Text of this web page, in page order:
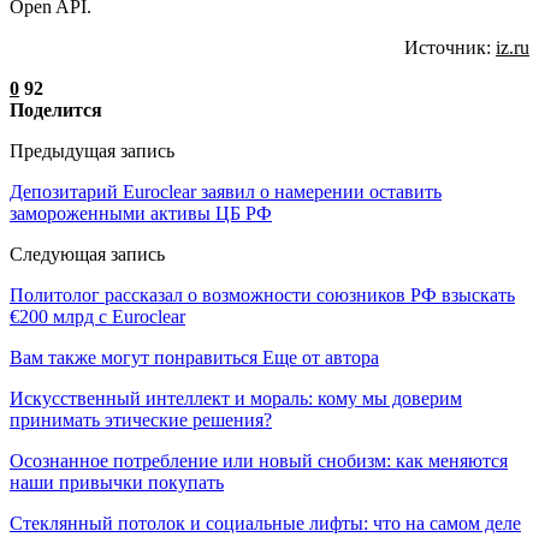
Open API.
Источник: iz.ru
0 92
Поделится
Предыдущая запись
Депозитарий Euroclear заявил о намерении оставить
замороженными активы ЦБ РФ
Следующая запись
Политолог рассказал о возможности союзников РФ взыскать
€200 млрд с Euroclear
Вам также могут понравиться Еще от автора
Искусственный интеллект и мораль: кому мы доверим
принимать этические решения?
Осознанное потребление или новый снобизм: как меняются
наши привычки покупать
Стеклянный потолок и социальные лифты: что на самом деле